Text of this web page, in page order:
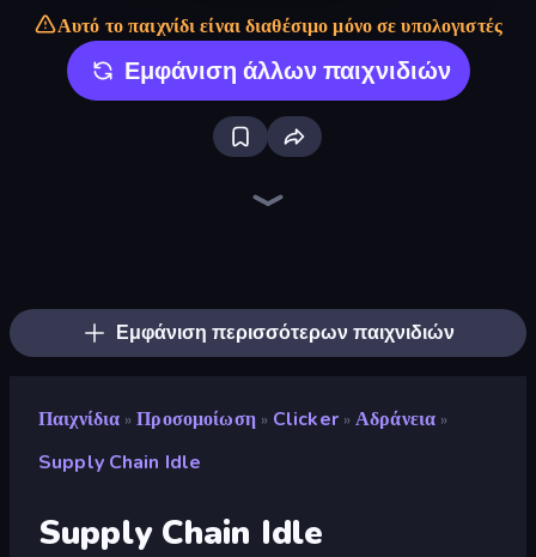
Αυτό το παιχνίδι είναι διαθέσιμο μόνο σε υπολογιστές
Εμφάνιση άλλων παιχνιδιών
Εμφάνιση περισσότερων παιχνιδιών
Παιχνίδια » Προσομοίωση » Clicker » Αδράνεια »
Supply Chain Idle
Supply Chain Idle